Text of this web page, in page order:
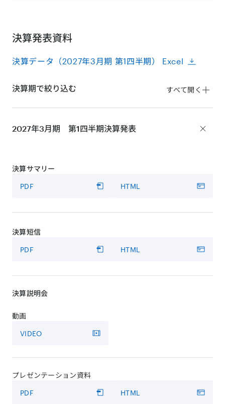
決算発表資料
決算データ（2027年3月期 第1四半期） Excel
決算期で絞り込む すべて開く
2027年3月期 第1四半期決算発表
決算サマリー
PDF HTML
決算短信
PDF HTML
決算説明会
動画
VIDEO
プレゼンテーション資料
PDF HTML